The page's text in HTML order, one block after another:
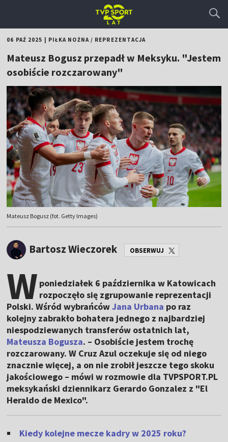
06 PAŹ 2025 PIŁKA NOŻNA/ REPREZENTACJA
Mateusz Bogusz przepadł w Meksyku. "Jestem
osobiście rozczarowany"
Mateusz Bogusz (fot. Getty Images)
Bartosz Wieczorek OBSERWUJ
W poniedziałek 6 października w Katowicach
rozpoczęło się zgrupowanie reprezentacji
Polski. Wśród wybrańcówJana Urbana po raz
kolejny zabrakło bohatera jednego z najbardziej
niespodziewanych transferów ostatnich lat,
Mateusza Bogusza. – Osobiście jestem trochę
rozczarowany. W Cruz Azul oczekuje się od niego
znacznie więcej, a on nie zrobił jeszcze tego skoku
jakościowego – mówi w rozmowie dla TVPSPORT.PL
meksykański dziennikarz Gerardo Gonzalez z "El
Heraldo de Mexico".
Kiedy kolejne mecze kadry w 2025 roku?